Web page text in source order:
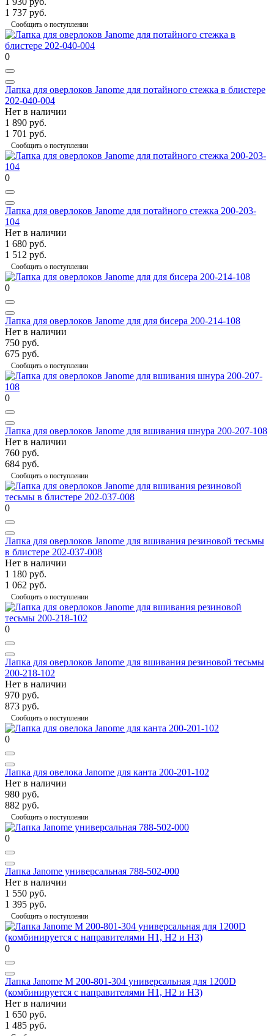
1 737 руб.
Сообщить о поступлении
0
Лапка для оверлоков Janome для потайного стежка в блистере
202-040-004
Нет в наличии
1 890 руб.
1 701 руб.
Сообщить о поступлении
0
Лапка для оверлоков Janome для потайного стежка 200-203-
104
Нет в наличии
1 680 руб.
1 512 руб.
Сообщить о поступлении
0
Лапка для оверлоков Janome для для бисера 200-214-108
Нет в наличии
750 руб.
675 руб.
Сообщить о поступлении
0
Лапка для оверлоков Janome для вшивания шнура 200-207-108
Нет в наличии
760 руб.
684 руб.
Сообщить о поступлении
0
Лапка для оверлоков Janome для вшивания резиновой тесьмы
в блистере 202-037-008
Нет в наличии
1 180 руб.
1 062 руб.
Сообщить о поступлении
0
Лапка для оверлоков Janome для вшивания резиновой тесьмы
200-218-102
Нет в наличии
970 руб.
873 руб.
Сообщить о поступлении
0
Лапка для овелока Janome для канта 200-201-102
Нет в наличии
980 руб.
882 руб.
Сообщить о поступлении
0
Лапка Janome универсальная 788-502-000
Нет в наличии
1 550 руб.
1 395 руб.
Сообщить о поступлении
0
Лапка Janome М 200-801-304 универсальная для 1200D
(комбинируется с направителями H1, Н2 и Н3)
Нет в наличии
1 650 руб.
1 485 руб.